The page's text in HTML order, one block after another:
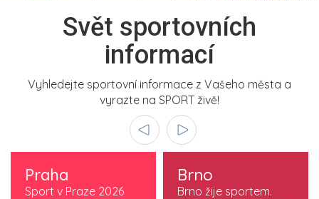
Svět sportovních
informací
Vyhledejte sportovní informace z Vašeho města a
vyrazte na SPORT živě!
Praha
Sport v Praze 2026
Brno
Brno žije sportem.